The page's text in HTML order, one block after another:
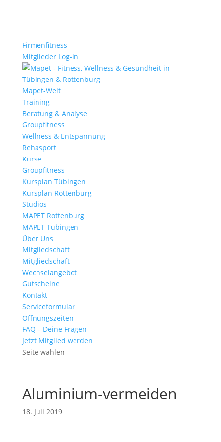
Firmenfitness
Mitglieder Log-in
Mapet-Welt
Training
Beratung & Analyse
Groupfitness
Wellness & Entspannung
Rehasport
Kurse
Groupfitness
Kursplan Tübingen
Kursplan Rottenburg
Studios
MAPET Rottenburg
MAPET Tübingen
Über Uns
Mitgliedschaft
Mitgliedschaft
Wechselangebot
Gutscheine
Kontakt
Serviceformular
Öffnungszeiten
FAQ – Deine Fragen
Jetzt Mitglied werden
Seite wählen
Aluminium-vermeiden
18. Juli 2019